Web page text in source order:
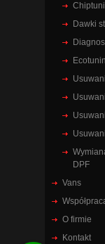
Dawki
DPF
Vans
O firmie
Kontakt